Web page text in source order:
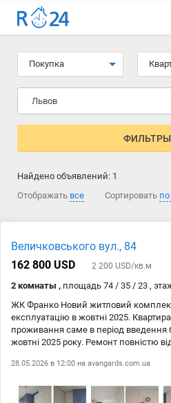
МЕНЮ
Выбрать язык
Избранные объявления
Комментарии к объявления
Как добавить объявление
Покупка
Львов
ФИЛЬТРЫ
Найдено объявлений: 1
Отображать все Сортировать
Величковського вул., 84
162 800 USD
2 200 USD/кв.м
2 комнаты , площадь 74 / 35 / 23 ,
ЖК Франко Новий житловий
експлуатацію в жовтні 2025.
проживання саме в період введення
жовтні 2025 року. Ремонт повністю
комісійну винагороду Ще є 3 таких же
28.05.2026 в 12:00 на avangards.com.ua